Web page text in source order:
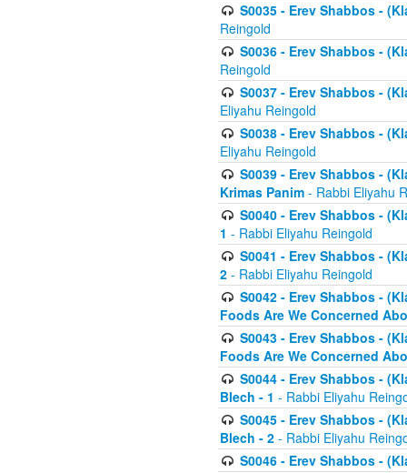
S0035 - Erev Shabbos -
Reingold
S0036 - Erev Shabbos -
Reingold
S0037 - Erev Shabbos -
Eliyahu Reingold
S0038 - Erev Shabbos -
Eliyahu Reingold
S0039 - Erev Shabbos -
Krimas Panim - Rabbi Eliyahu
S0040 - Erev Shabbos -
1 - Rabbi Eliyahu Reingold
S0041 - Erev Shabbos -
2 - Rabbi Eliyahu Reingold
S0042 - Erev Shabbos -
Foods Are We Concerned
S0043 - Erev Shabbos -
Foods Are We Concerned
S0044 - Erev Shabbos -
Blech - 1 - Rabbi Eliyahu
S0045 - Erev Shabbos -
Blech - 2 - Rabbi Eliyahu
S0046 - Erev Shabbos -